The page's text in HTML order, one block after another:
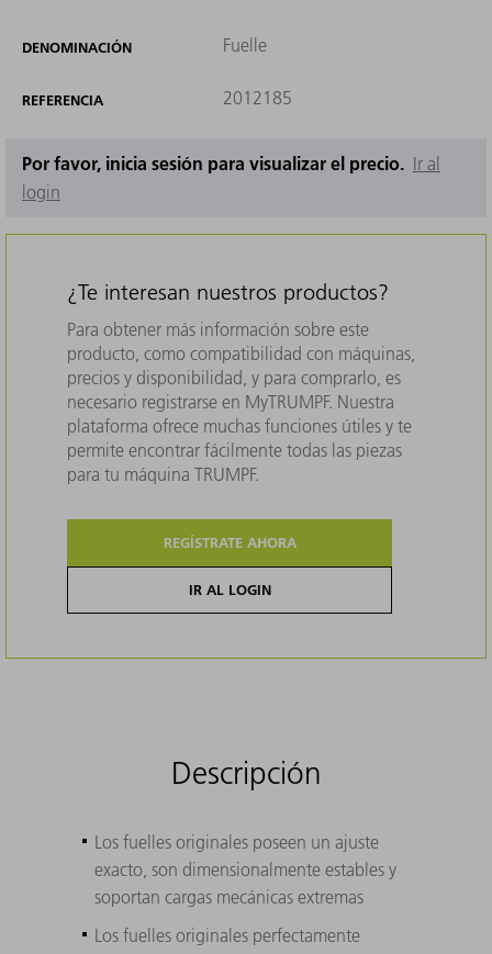
DENOMINACIÓN Fuelle
REFERENCIA 2012185
Por favor, inicia sesión para visualizar el precio. Ir al
login
¿Te interesan nuestros productos?
Para obtener más información sobre este
producto, como compatibilidad con máquinas,
precios y disponibilidad, y para comprarlo, es
necesario registrarse en MyTRUMPF. Nuestra
plataforma ofrece muchas funciones útiles y te
permite encontrar fácilmente todas las piezas
para tu máquina TRUMPF.
REGÍSTRATE AHORA
IR AL LOGIN
Descripción
Los fuelles originales poseen un ajuste
exacto, son dimensionalmente estables y
soportan cargas mecánicas extremas
Los fuelles originales perfectamente